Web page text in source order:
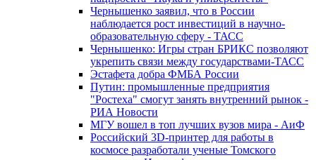
Чернышенко заявил, что в России
наблюдается рост инвестиций в научно-
образовательную сферу - ТАСС
Чернышенко: Игры стран БРИКС позволяют
укрепить связи между государствами-ТАСС
Эстафета добра ФМБА России
Путин: промышленные предприятия
"Ростеха" смогут занять внутренний рынок -
РИА Новости
МГУ вошел в топ лучших вузов мира - АиФ
Российский 3D-принтер для работы в
космосе разработали ученые Томского